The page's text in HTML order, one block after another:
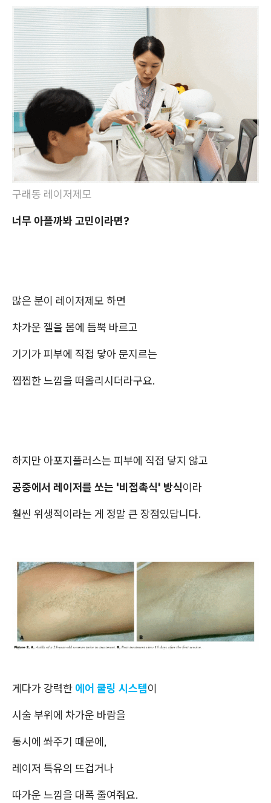
구래동 레이저제모
너무 아플까봐 고민이라면?
많은 분이 레이저제모 하면
차가운 젤을 몸에 듬뿍 바르고
기기가 피부에 직접 닿아 문지르는
찝찝한 느낌을 떠올리시더라구요.
하지만 아포지플러스는 피부에 직접 닿지 않고
공중에서 레이저를 쏘는 '비접촉식' 방식이라
훨씬 위생적이라는 게 정말 큰 장점있답니다.
게다가 강력한 에어 쿨링 시스템이
시술 부위에 차가운 바람을
동시에 쏴주기 때문에,
레이저 특유의 뜨겁거나
따가운 느낌을 대폭 줄여줘요.